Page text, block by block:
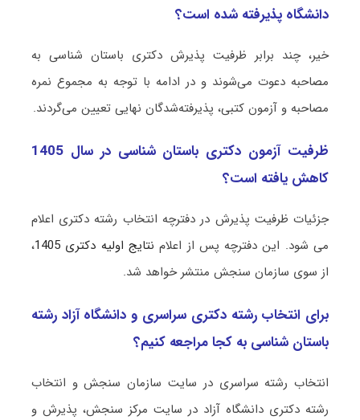
دانشگاه پذیرفته شده است؟
خیر، چند برابر ظرفیت پذیرش دکتری باستان شناسی به
مصاحبه دعوت می‌شوند و در ادامه با توجه به مجموع نمره
مصاحبه و آزمون کتبی، پذیرفته‌شدگان نهایی تعیین می‌گردند.
ظرفیت آزمون دکتری باستان شناسی در سال 1405
کاهش یافته است؟
جزئیات ظرفیت پذیرش در دفترچه انتخاب رشته دکتری اعلام
می شود. این دفترچه پس از اعلام نتایج اولیه دکتری 1405
،
از سوی سازمان سنجش منتشر خواهد شد.
برای انتخاب رشته دکتری سراسری و دانشگاه آزاد رشته
باستان شناسی به کجا مراجعه کنیم؟
انتخاب رشته سراسری در سایت سازمان سنجش و انتخاب
رشته دکتری دانشگاه آزاد در سایت مرکز سنجش، پذیرش و